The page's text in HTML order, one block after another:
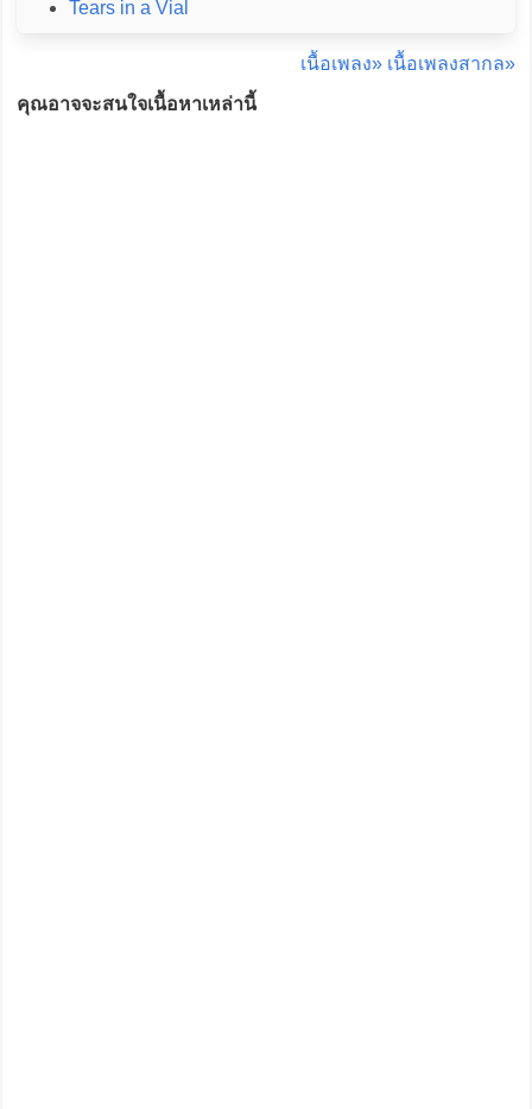
Tears in a Vial
เนื้อเพลง» เนื้อเพลงสากล»
คุณอาจจะสนใจเนื้อหาเหล่านี้